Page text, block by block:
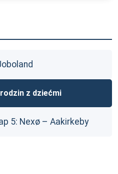
z dziećmi
5: Nexø – Aakirkeby